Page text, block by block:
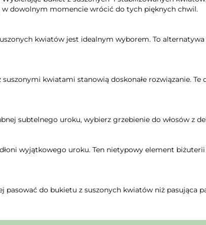
w dowolnym momencie wrócić do tych pięknych chwil.
kwiatów jest idealnym wyborem. To
kwiatami stanowią doskonałe rozwiązanie.
subtelnego uroku, wybierz grzebienie do włosów z
wyjątkowego uroku. Ten nietypowy element
pasować do bukietu z suszonych kwiatów niż